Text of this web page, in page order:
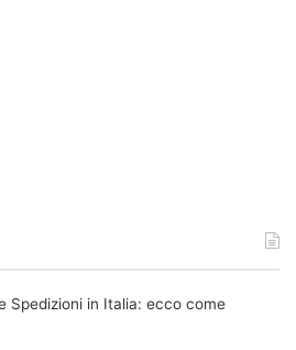
Spedizioni in Italia: ecco come